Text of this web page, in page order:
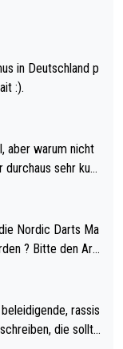
in Deutschland p
:).
aber warum nicht
des Weltmei
Archie Self letzt
durch
sich das (in Ve
PDC-WM als Zi
? Bitte den Arti
rassis
die sollte